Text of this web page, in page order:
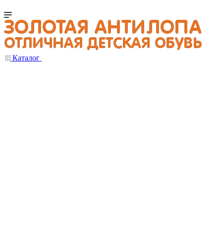
Каталог